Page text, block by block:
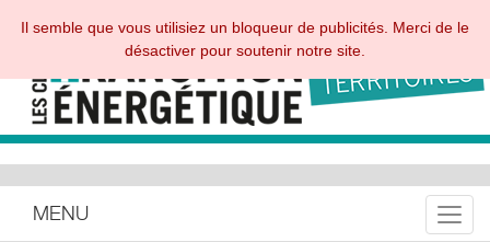
MENU
Il semble que vous utilisiez un bloqueur de publicités. Merci de le
désactiver pour soutenir notre site.